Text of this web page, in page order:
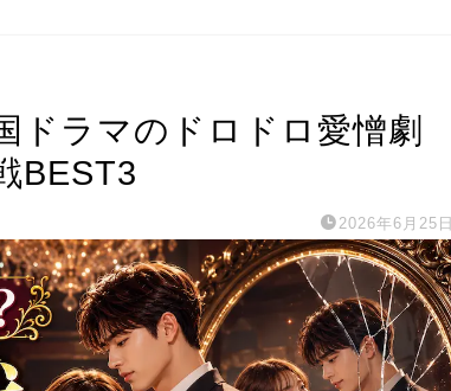
ドラマのドロドロ愛憎劇
BEST3
2026年6月25日